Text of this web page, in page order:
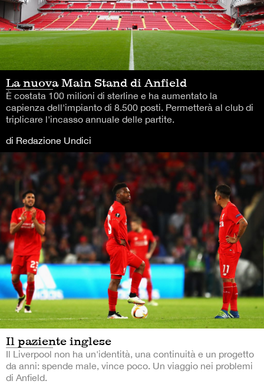
La nuova Main Stand di Anfield
È costata 100 milioni di sterline e ha aumentato la
capienza dell'impianto di 8.500 posti. Permetterà al club di
triplicare l'incasso annuale delle partite.
di Redazione Undici
Il paziente inglese
Il Liverpool non ha un'identità, una continuità e un progetto
da anni: spende male, vince poco. Un viaggio nei problemi
di Anfield.